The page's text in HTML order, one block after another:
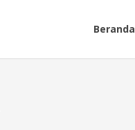
Beranda